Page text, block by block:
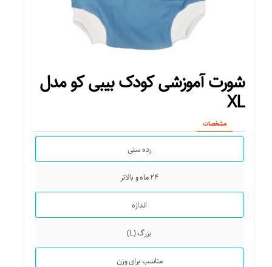
شورت آموزشی کودک بیبی کو مدل
XL
مشخصات
رده سنی
۲۴ ماه و بالاتر
اندازه
بزرگ (L)
مناسب برای وزن